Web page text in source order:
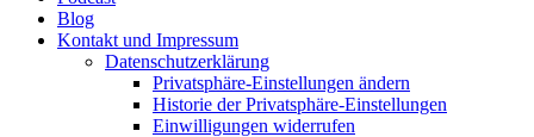
Blog
Kontakt und Impressum
Daten­schutz­er­klärung
Privat­sphäre-Einstel­lungen ändern
Historie der Privat­sphäre-Einstel­lungen
Einwil­li­gungen wider­rufen